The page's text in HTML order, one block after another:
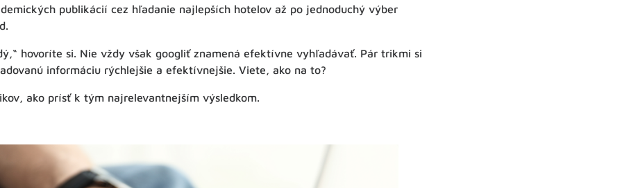
publikácií cez hľadanie najlepších hotelov až po jednoduchý výber
hovoríte si. Nie vždy však googliť znamená efektívne vyhľadávať. Pár trikmi si
informáciu rýchlejšie a efektívnejšie. Viete, ako na to?
ako prísť k tým najrelevantnejším výsledkom.